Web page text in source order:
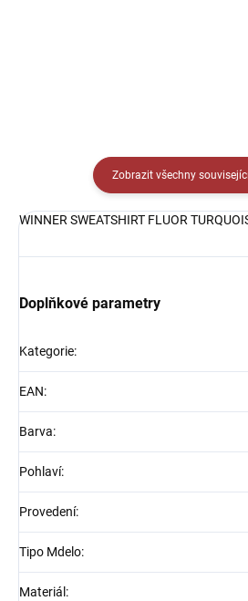
Zobrazit všechny
WINNER SWEATSHIRT FLUOR
Doplňkové parametry
Kategorie:
EAN:
Barva:
Pohlaví:
Provedení:
Tipo Mdelo:
Materiál :